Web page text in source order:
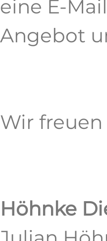
eine E-
Angebot
Wir
Höhnke